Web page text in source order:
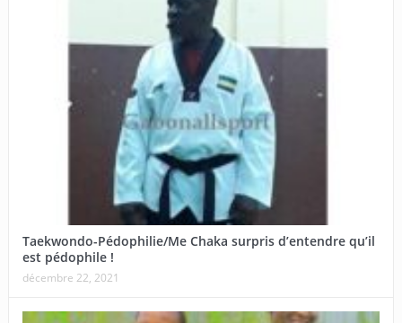
Taekwondo-Pédophilie/Me Chaka surpris d’entendre qu’il
est pédophile !
décembre 22, 2021